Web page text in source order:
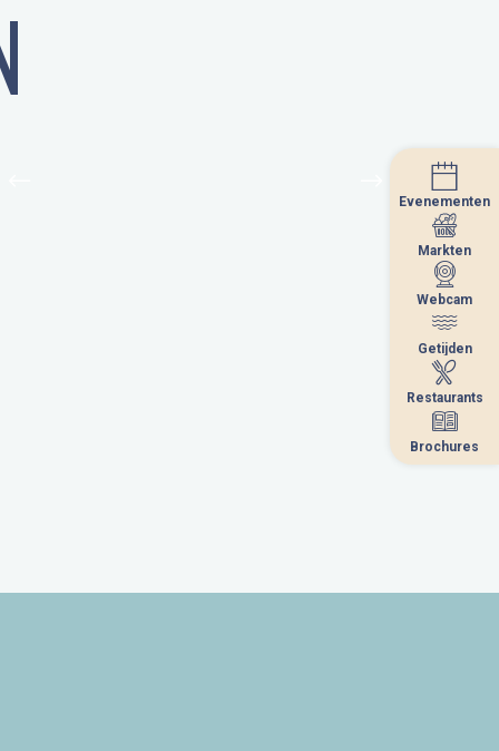
Evenementen
Markten
Webcam
Getijden
Restaurants
Brochures